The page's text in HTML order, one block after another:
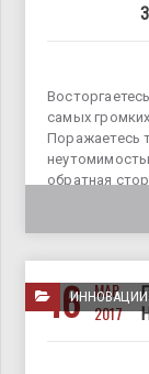
самых
Поражаетесь
обратная
ИННОВАЦИИ
16
МАР
2017